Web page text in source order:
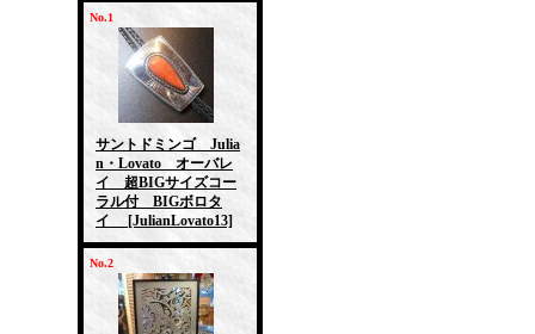
No.1
サントドミンゴ Julia
n・Lovato オーバレ
イ 超BIGサイズコー
ラル付 BIGボロタ
イ
[JulianLovato13]
No.2